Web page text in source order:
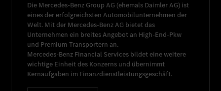
Die Mercedes-Benz Group AG (ehemals Daimler AG) ist
eines der erfolgreichsten Automobilunternehmen der
Welt. Mit der Mercedes-Benz AG bietet das
Unternehmen ein breites Angebot an High-End-Pkw
und Premium-Transportern an.
Mercedes-Benz Financial Services bildet eine weitere
wichtige Einheit des Konzerns und übernimmt
Kernaufgaben im Finanzdienstleistungsgeschäft.